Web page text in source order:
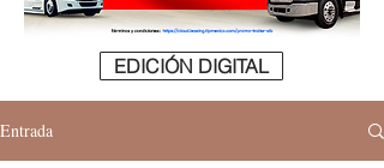
EDICIÓN DIGITAL
Entrada